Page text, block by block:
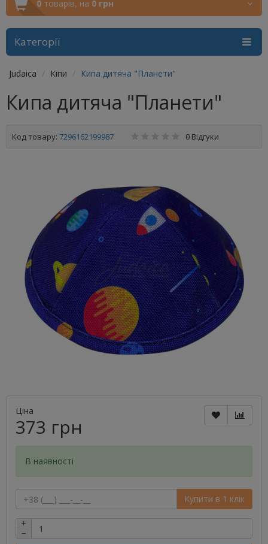
0 товарів, на 0 грн
Категорії
Judaica Кіпи Кипа дитяча "Планети"
Кипа дитяча "Планети"
Код товару: 7296162199987 0 Відгуки
Ціна
373 грн
В наявності
Купити в 1 клік
+
−